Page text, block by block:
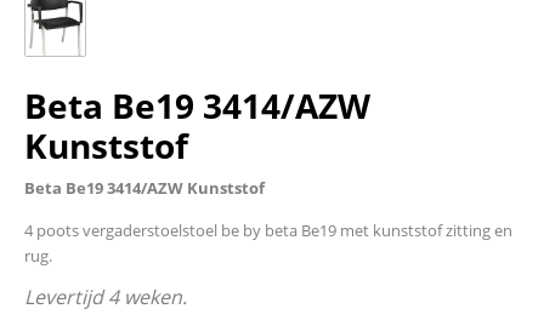
Beta Be19 3414/AZW
Kunststof
Beta Be19 3414/AZW Kunststof
4 poots vergaderstoelstoel be by beta Be19 met kunststof zitting en
rug.
Levertijd 4 weken.